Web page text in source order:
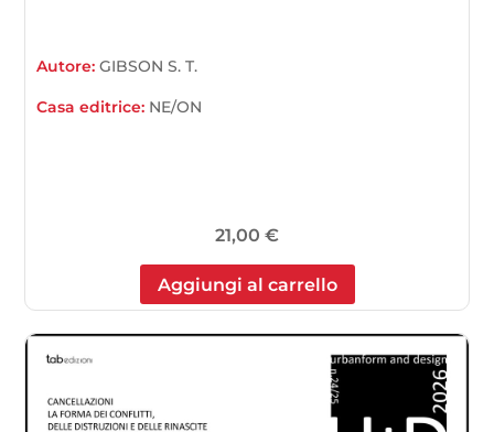
Autore:GIBSON S. T.
Casa editrice: NE/ON
21,00 €
Aggiungi al carrello